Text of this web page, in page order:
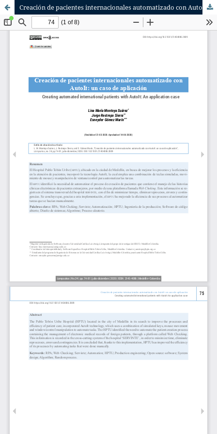
Creación de pacientes internacionales automatizado con AutoIt: un caso de aplicación